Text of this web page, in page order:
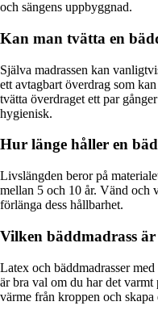
och sängens uppbyggnad.
Kan man tvätta en
Själva madrassen kan
ett avtagbart överdrag som
tvätta överdraget ett par
hygienisk.
Hur länge håller en
Livslängden beror på
mellan 5 och 10 år. Vänd och
förlänga dess hållbarhet.
Vilken bäddmadrass
Latex och bäddmadrasser
är bra val om du har det
värme från kroppen och